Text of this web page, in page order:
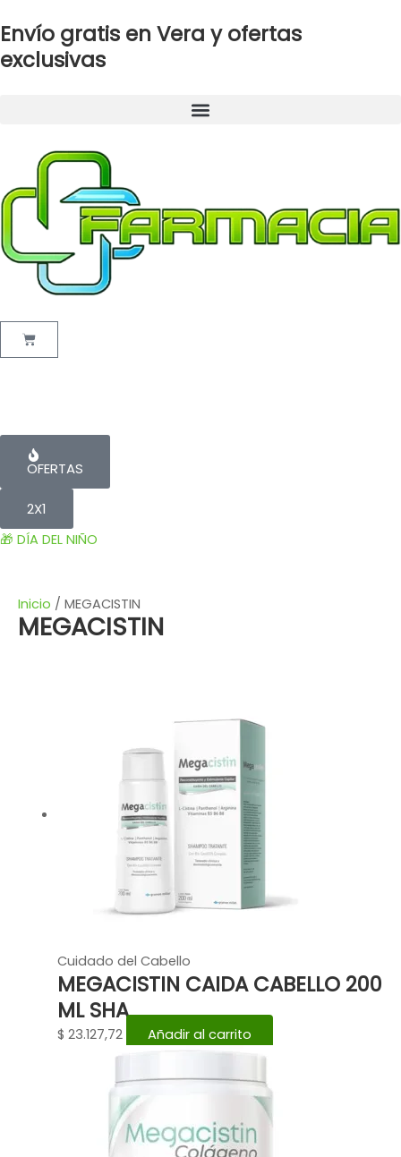
al
contenido
Envío gratis en Vera y ofertas
exclusivas
Cart
OFERTAS
2X1
🎁 DÍA DEL NIÑO
Inicio / MEGACISTIN
MEGACISTIN
Cuidado del Cabello
MEGACISTIN CAIDA CABELLO 200
ML SHA
$ 23.127,72 Añadir al carrito